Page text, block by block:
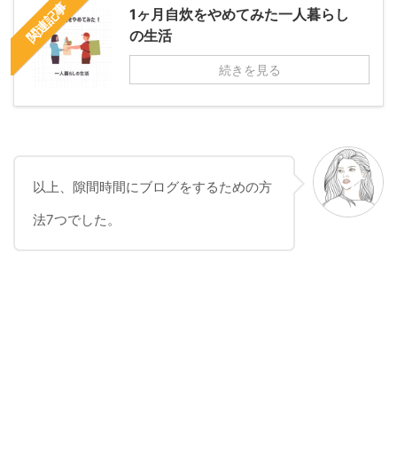
関連記事
1ヶ月自炊をやめてみた一人暮らし
の生活
続きを見る
以上、隙間時間にブログをするための方
法7つでした。